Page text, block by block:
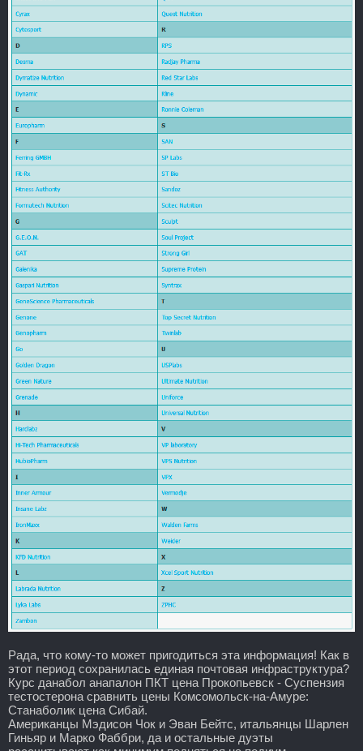
Рада, что кому-то может пригодиться эта информация! Как в
этот период сохранилась единая почтовая инфраструктура?
Курс данабол анапалон ПКТ цена Прокопьевск - Суспензия
тестостерона сравнить цены Комсомольск-на-Амуре:
Станаболик цена Сибай.
Американцы Мэдисон Чок и Эван Бейтс, итальянцы Шарлен
Гиньяр и Марко Фаббри, да и остальные дуэты